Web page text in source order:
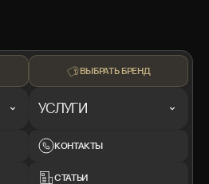
ВЫБРАТЬ БРЕНД
УСЛУГИ
КОНТАКТЫ
СТАТЬИ